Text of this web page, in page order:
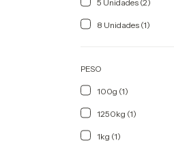
5 Unidades (2)
8 Unidades (1)
PESO
100g (1)
1250kg (1)
1kg (1)